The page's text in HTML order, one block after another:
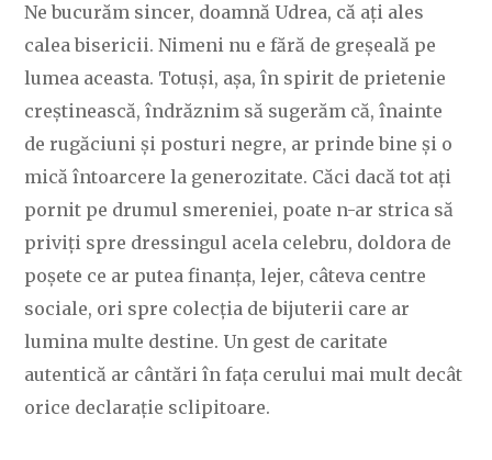
Ne bucurăm sincer, doamnă Udrea, că ați ales
calea bisericii. Nimeni nu e fără de greșeală pe
lumea aceasta. Totuși, așa, în spirit de prietenie
creștinească, îndrăznim să sugerăm că, înainte
de rugăciuni și posturi negre, ar prinde bine și o
mică întoarcere la generozitate. Căci dacă tot ați
pornit pe drumul smereniei, poate n-ar strica să
priviți spre dressingul acela celebru, doldora de
poșete ce ar putea finanța, lejer, câteva centre
sociale, ori spre colecția de bijuterii care ar
lumina multe destine. Un gest de caritate
autentică ar cântări în fața cerului mai mult decât
orice declarație sclipitoare.